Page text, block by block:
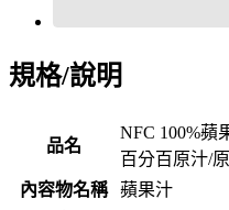
規格/說明
品名
NFC 100%蘋
百分百原汁/
內容物名稱
蘋果汁